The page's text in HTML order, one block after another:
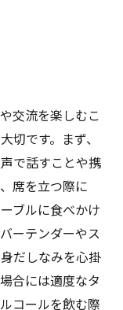
交流を楽しむこ
切です。まず、
で話すことや携
席を立つ際に
ブルに食べかけ
ーテンダーやス
だしなみを心掛
合には適度なタ
コールを飲む際